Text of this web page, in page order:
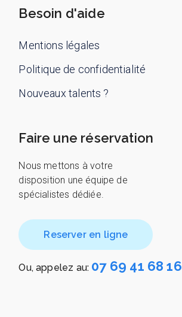
Besoin d'aide
Mentions légales
Politique de confidentialité
Nouveaux talents ?
Faire une réservation
Nous mettons à votre
disposition une équipe de
spécialistes dédiée.
Reserver en ligne
Ou, appelez au: 07 69 41 68 16